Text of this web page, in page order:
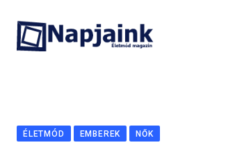
content
ÉLETMÓD EMBEREK NŐK